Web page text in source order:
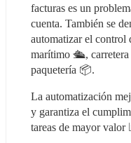
facturas es un
cuenta. También se
automatizar el control
marítimo 🛳️, carretera
paquetería 📦.
La automatización
y garantiza el
tareas de mayor valor